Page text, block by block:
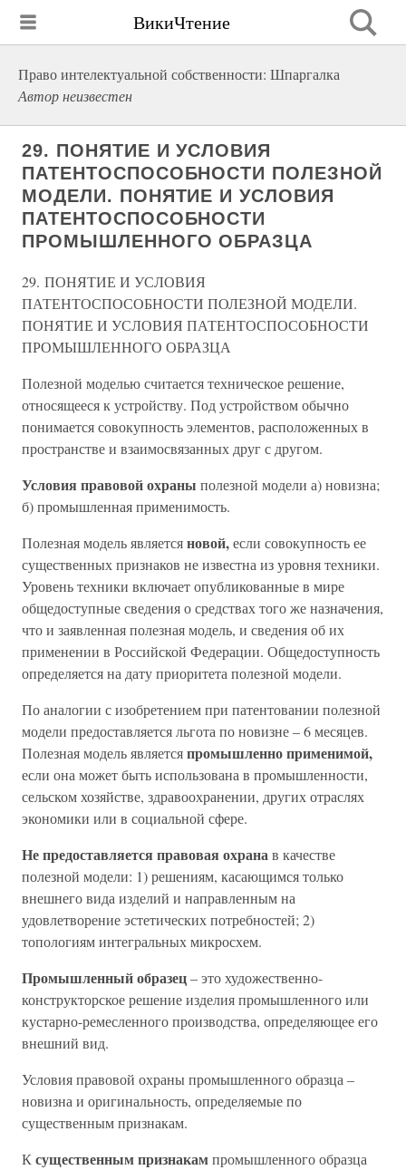
ВикиЧтение
Право интелектуальной собственности: Шпаргалка
Автор неизвестен
29. ПОНЯТИЕ И УСЛОВИЯ
ПАТЕНТОСПОСОБНОСТИ ПОЛЕЗНОЙ
МОДЕЛИ. ПОНЯТИЕ И УСЛОВИЯ
ПАТЕНТОСПОСОБНОСТИ
ПРОМЫШЛЕННОГО ОБРАЗЦА
29. ПОНЯТИЕ И УСЛОВИЯ
ПАТЕНТОСПОСОБНОСТИ ПОЛЕЗНОЙ МОДЕЛИ.
ПОНЯТИЕ И УСЛОВИЯ ПАТЕНТОСПОСОБНОСТИ
ПРОМЫШЛЕННОГО ОБРАЗЦА
Полезной моделью считается техническое решение,
относящееся к устройству. Под устройством обычно
понимается совокупность элементов, расположенных в
пространстве и взаимосвязанных друг с другом.
Условия правовой охраны полезной модели а) новизна;
б) промышленная применимость.
Полезная модель являетсяновой,если совокупность ее
существенных признаков не известна из уровня техники.
Уровень техники включает опубликованные в мире
общедоступные сведения о средствах того же назначения,
что и заявленная полезная модель, и сведения об их
применении в Российской Федерации. Общедоступность
определяется на дату приоритета полезной модели.
По аналогии с изобретением при патентовании полезной
модели предоставляется льгота по новизне – 6 месяцев.
Полезная модель являетсяпромышленно применимой,
если она может быть использована в промышленности,
сельском хозяйстве, здравоохранении, других отраслях
экономики или в социальной сфере.
Не предоставляется правовая охранав качестве
полезной модели: 1) решениям, касающимся только
внешнего вида изделий и направленным на
удовлетворение эстетических потребностей; 2)
топологиям интегральных микросхем.
Промышленный образец– это художественно-
конструкторское решение изделия промышленного или
кустарно-ремесленного производства, определяющее его
внешний вид.
Условия правовой охраны промышленного образца –
новизна и оригинальность, определяемые по
существенным признакам.
К существенным признакампромышленного образца